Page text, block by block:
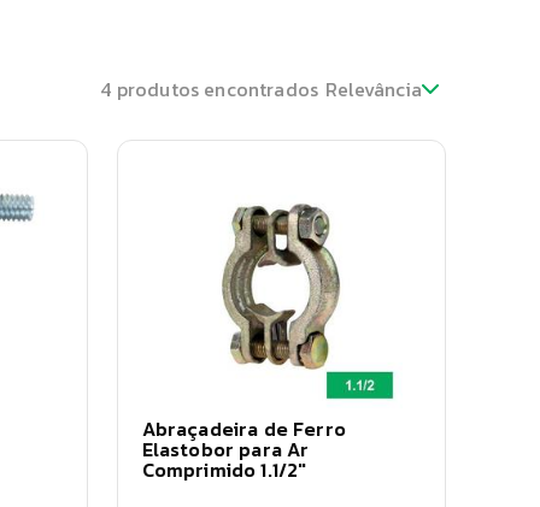
4 produtos encontrados Relevância
Abraçadeira de Ferro
Elastobor para Ar
Comprimido 1.1/2"